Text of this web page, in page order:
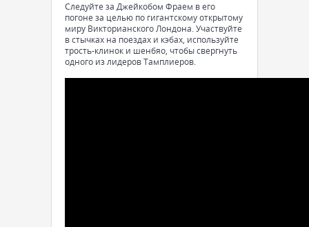
Следуйте за Джейкобом Фраем в его
погоне за целью по гигантскому открытому
миру Викторианского Лондона. Участвуйте
в стычках на поездах и кэбах, используйте
трость-клинок и шенбяо, чтобы свергнуть
одного из лидеров Тамплиеров.